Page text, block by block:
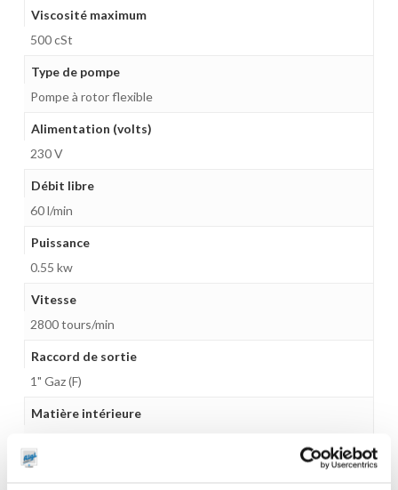
Viscosité maximum
500 cSt
Type de pompe
Pompe à rotor flexible
Alimentation (volts)
230 V
Débit libre
60 l/min
Puissance
0.55 kw
Vitesse
2800 tours/min
Raccord de sortie
1" Gaz (F)
Matière intérieure
Taille max des particules